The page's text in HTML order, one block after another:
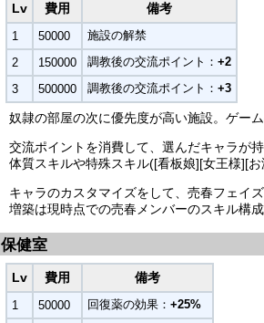
Lv 費用 備考
1 50000
施設の解禁
2
150000 調教後の交流ポイント： +2
3
500000 調教後の交流ポイント： +3
奴隷の部屋の次に優先度が高い施設。ゲー
交流ポイントを消費して、選んだキャラが
体質スキルや特殊スキル([看板娘][女王様][お
キャラのカスタマイズをして、売春フェイ
増築は現時点での売春メンバーのスキル構
保健室
Lv 費用 備考
1 50000 回復薬の効果： +25%